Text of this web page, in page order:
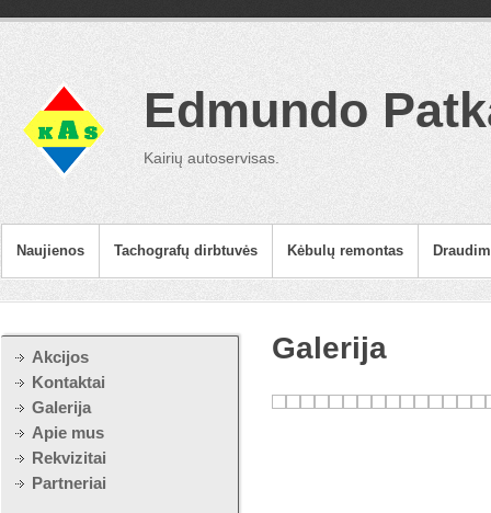
Edmundo
Kairių autoservisas.
Naujienos Tachografų dirbtuvės Kėbulų remontas
Akcijos
Kontaktai
Galerija
Apie mus
Rekvizitai
Partneriai
Galerija